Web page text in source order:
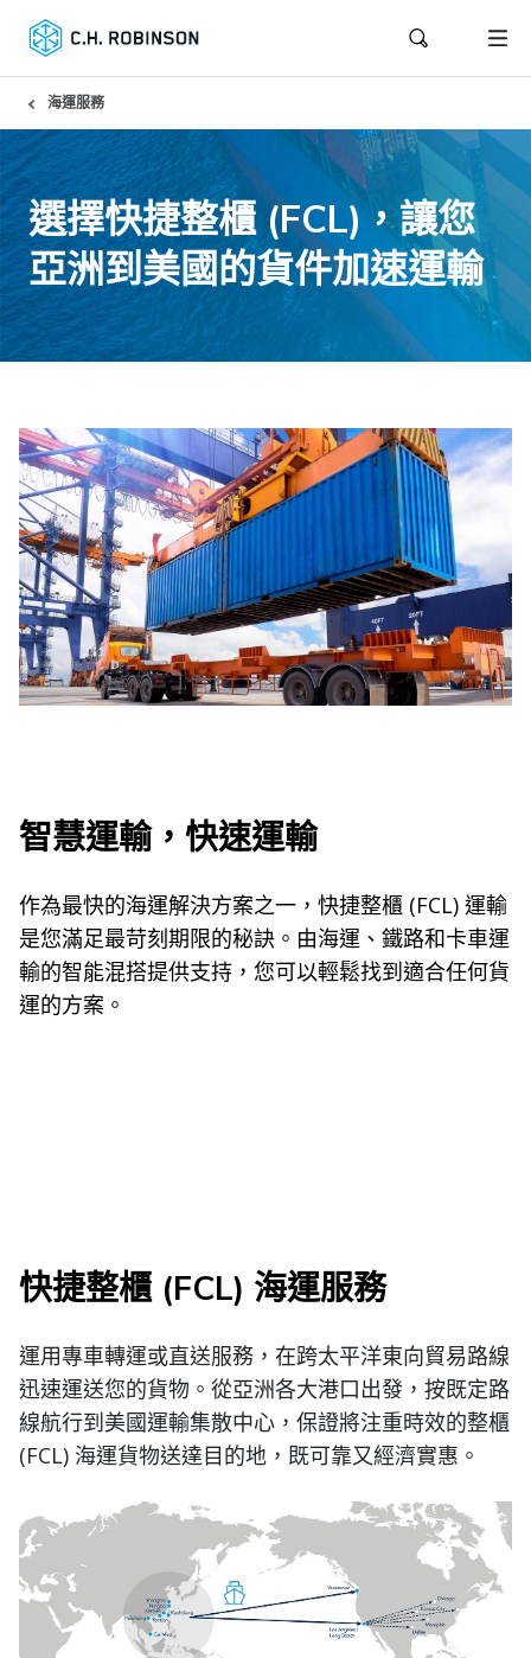
海運服務
選擇快捷整櫃 (FCL)，讓您
亞洲到美國的貨件加速運輸
智慧運輸，快速運輸
作為最快的海運解決方案之一，快捷整櫃 (FCL) 運輸
是您滿足最苛刻期限的秘訣。由海運、鐵路和卡車運
輸的智能混搭提供支持，您可以輕鬆找到適合任何貨
運的方案。
快捷整櫃 (FCL) 海運服務
運用專車轉運或直送服務，在跨太平洋東向貿易路線
迅速運送您的貨物。從亞洲各大港口出發，按既定路
線航行到美國運輸集散中心，保證將注重時效的整櫃
(FCL) 海運貨物送達目的地，既可靠又經濟實惠。